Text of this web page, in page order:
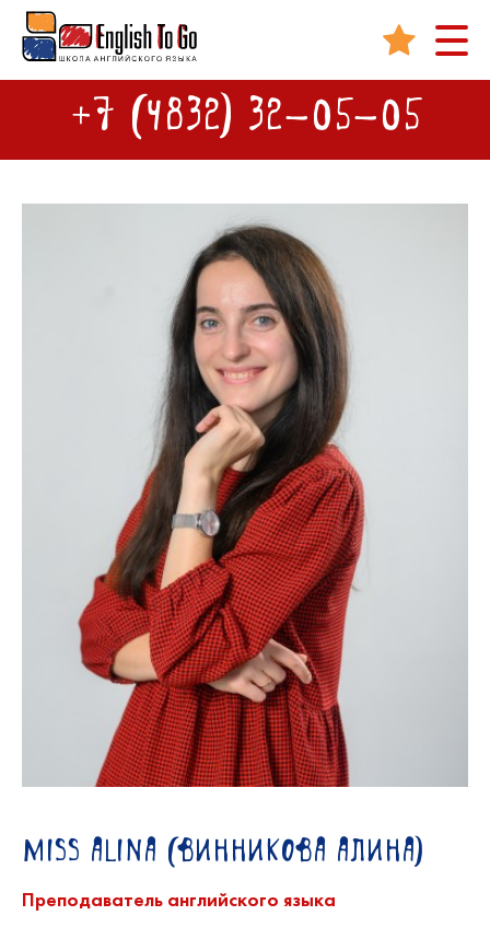
+7 (4832) 32-05-05
Miss Alina (Винникова Алина)
Преподаватель английского языка